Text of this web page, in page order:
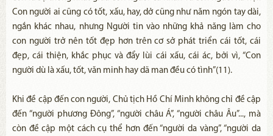
Con người ai cũng có tốt, xấu, hay, dở cũng như năm ngón tay dài,
ngắn khác nhau, nhưng Người tin vào những khả năng làm cho
con người trở nên tốt đẹp hơn trên cơ sở phát triển cái tốt, cái
đẹp, cái thiện, khắc phục và đẩy lùi cái xấu, cái ác, bởi vì, “Con
người dù là xấu, tốt, văn minh hay dã man đều có tình”(11).
Khi đề cập đến con người, Chủ tịch Hồ Chí Minh không chỉ đề cập
đến “người phương Đông”, “người châu Á”, “người châu Âu”..., mà
còn đề cập một cách cụ thể hơn đến “người da vàng”, “người da